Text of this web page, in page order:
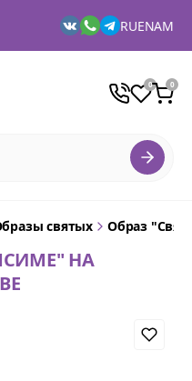
RUENAM
святых Образ
НА